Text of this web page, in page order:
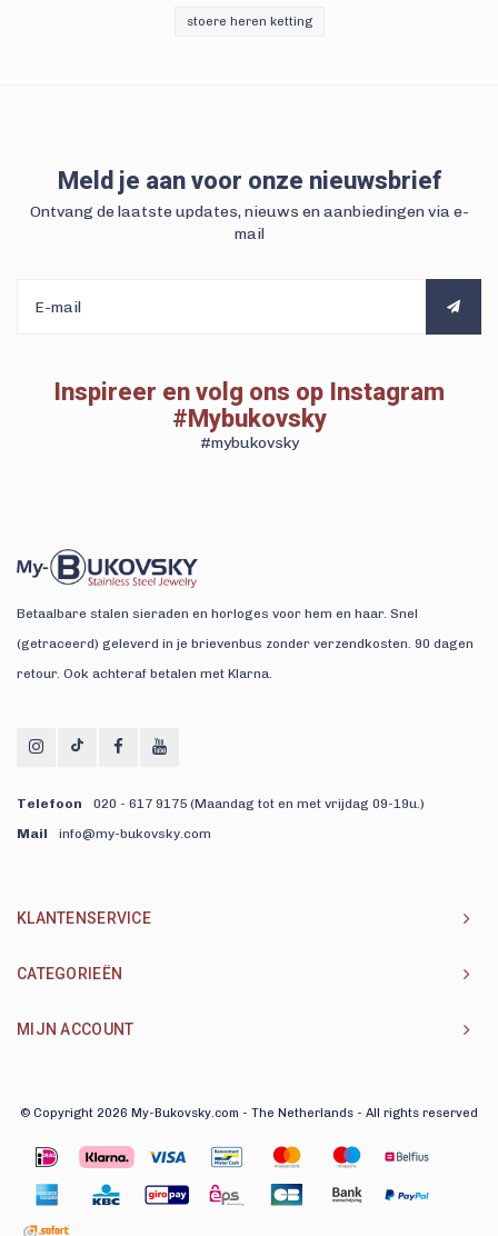
stoere heren ketting
Meld je aan voor onze nieuwsbrief
Ontvang de laatste updates, nieuws en aanbiedingen via e-
mail
Inspireer en volg ons op Instagram
#Mybukovsky
#mybukovsky
Betaalbare stalen sieraden en horloges voor hem en haar. Snel
(getraceerd) geleverd in je brievenbus zonder verzendkosten. 90 dagen
retour. Ook achteraf betalen met Klarna.
Telefoon
020 - 617 9175 (Maandag tot en met vrijdag 09-19u.)
Mail
info@my-bukovsky.com
KLANTENSERVICE
CATEGORIEËN
MIJN ACCOUNT
© Copyright 2026 My-Bukovsky.com - The Netherlands - All rights reserved